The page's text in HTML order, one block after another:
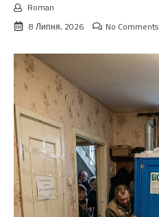
Roman
8 Липня, 2026
No Comments